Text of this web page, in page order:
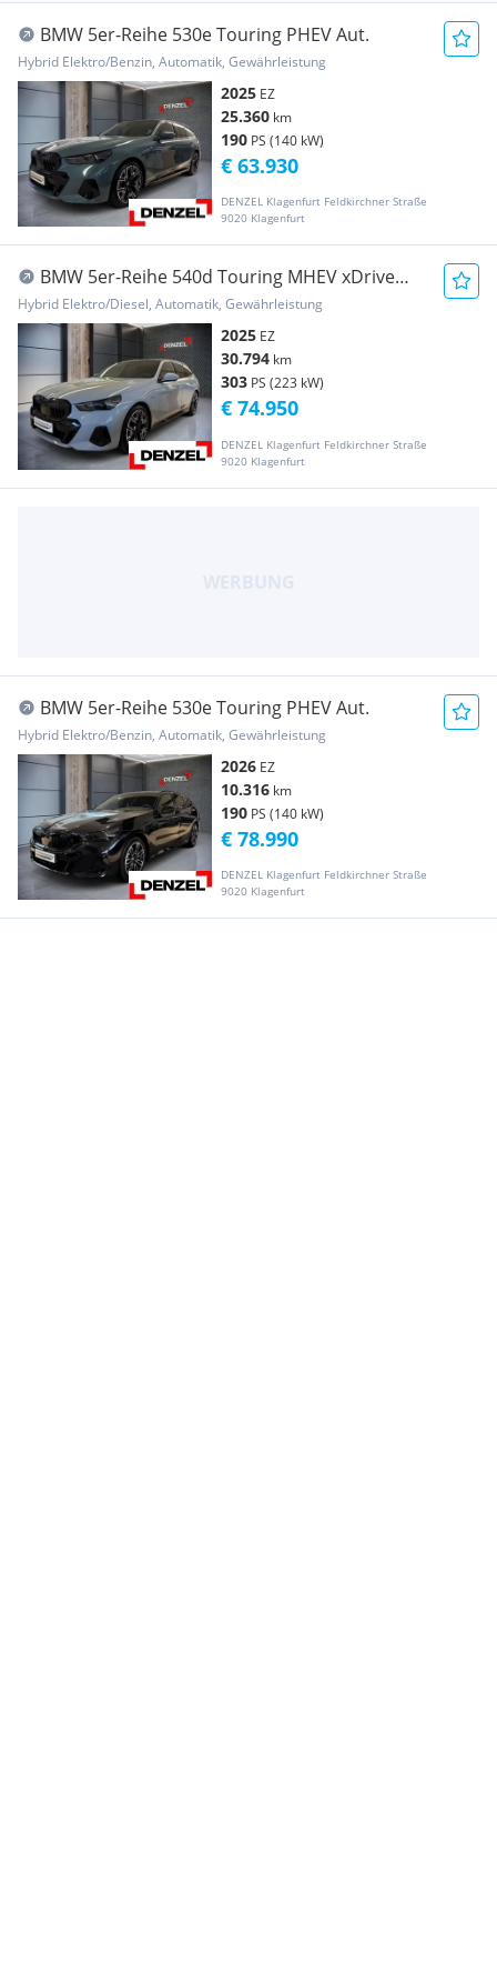
BMW 5er-Reihe 530e Touring PHEV Aut.
Hybrid Elektro/Benzin, Automatik, Gewährleistung
2025 EZ
25.360 km
190 PS (140 kW)
DENZEL Klagenfurt Feldkirchner Straße
9020 Klagenfurt
€ 63.930
BMW 5er-Reihe 540d Touring MHEV xDrive
Aut.
Hybrid Elektro/Diesel, Automatik, Gewährleistung
2025 EZ
30.794 km
303 PS (223 kW)
DENZEL Klagenfurt Feldkirchner Straße
9020 Klagenfurt
€ 74.950
BMW 5er-Reihe 530e Touring PHEV Aut.
Hybrid Elektro/Benzin, Automatik, Gewährleistung
2026 EZ
10.316 km
190 PS (140 kW)
DENZEL Klagenfurt Feldkirchner Straße
9020 Klagenfurt
€ 78.990